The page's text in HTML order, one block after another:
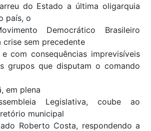
do Estado a última oligarquia
país, o
Democrático Brasileiro
crise sem precedente
com consequências imprevisíveis
grupos que disputam o comando
em plena
Legislativa, coube ao
municipal
Roberto Costa, respondendo a